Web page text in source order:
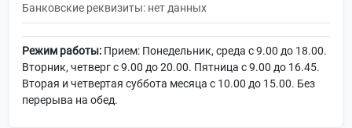
Банковские реквизиты: нет данных
Режим работы: Прием: Понедельник, среда с 9.00 до 18.00.
Вторник, четверг с 9.00 до 20.00. Пятница с 9.00 до 16.45.
Вторая и четвертая суббота месяца с 10.00 до 15.00. Без
перерыва на обед.